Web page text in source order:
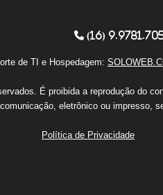
(16)
de TI e Hospedagem:
É proibida a reprodução do
eletrônico ou impresso,
Política de Privacidade